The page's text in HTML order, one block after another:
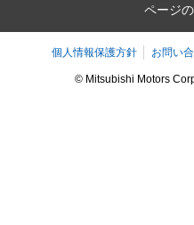
ページ
個人情報保護方針 お問い
© Mitsubishi Motors